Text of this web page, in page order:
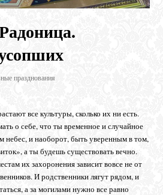
празднования
все культуры, сколько их ни есть.
о себе, что ты временное и случайное
небес, и наоборот, быть уверенным в том,
а ты будешь существовать вечно.
их захоронения зависит вовсе не от
И родственники лягут рядом, и
а за могилами нужно все равно